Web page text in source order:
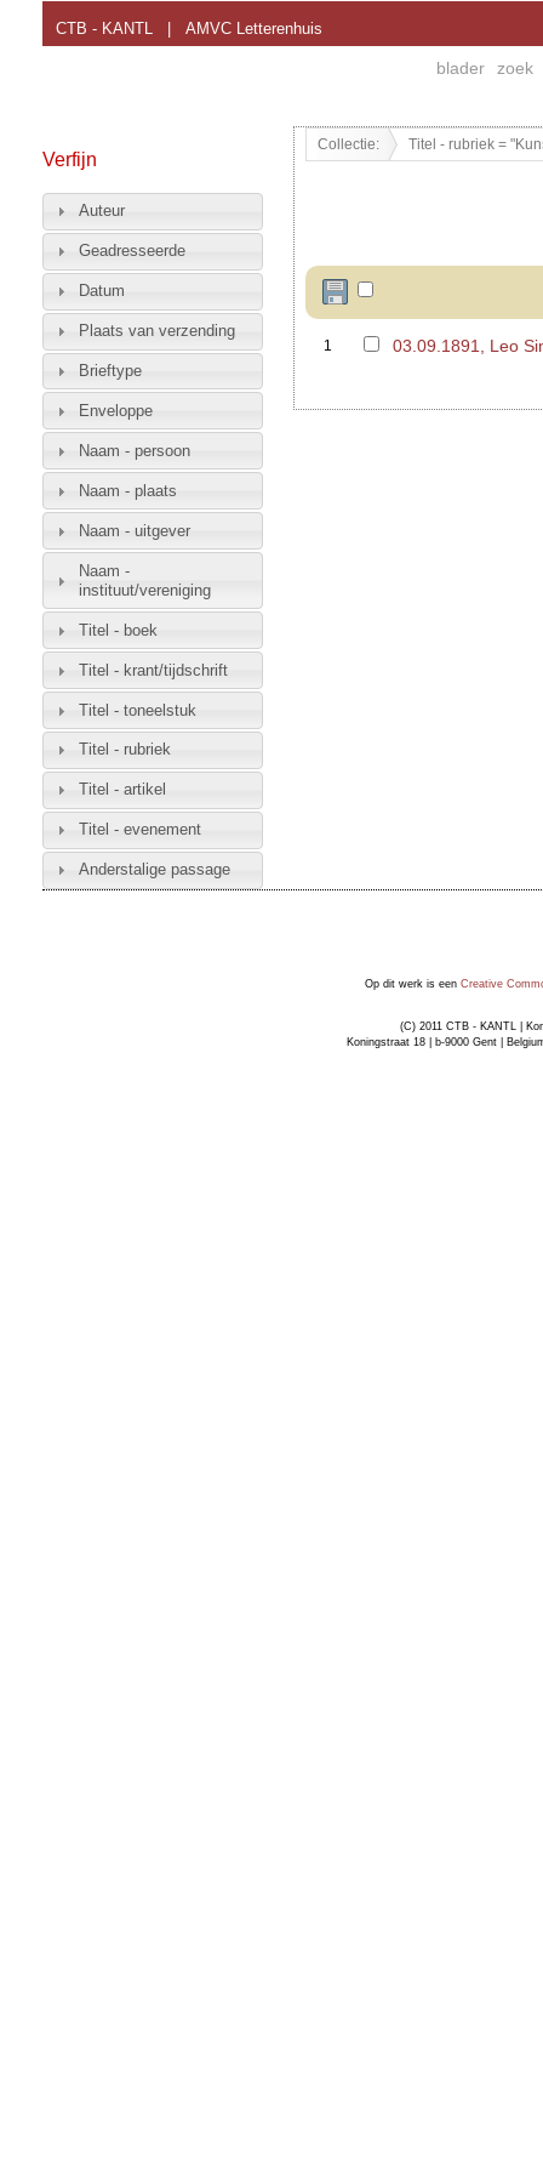
CTB - KANTL AMVC Letterenhuis
blader zoek
Collectie: Titel - rubriek =
1 03.09.1891, Leo
Verfijn
Auteur
Geadresseerde
Datum
Plaats van verzending
Brieftype
Enveloppe
Naam - persoon
Naam - plaats
Naam - uitgever
Naam -
instituut/vereniging
Titel - boek
Titel - krant/tijdschrift
Titel - toneelstuk
Titel - rubriek
Titel - artikel
Titel - evenement
Anderstalige passage
Op dit werk is een Creative
(C) 2011 CTB - KANTL |
Koningstraat 18 | b-9000 Gent |